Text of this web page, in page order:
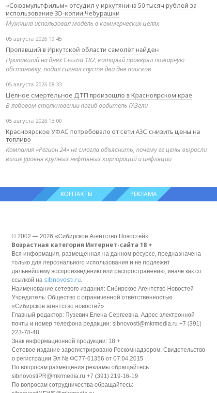
«Союзмультфильм» отсудил у иркутянина 50 тысяч рублей за
использование 3D-копии Чебурашки
Мужчина использовал модель в коммерческих целях
05 августа 2026 19:45
Пропавший в Иркутской области самолёт найден
Пропавший на днях Cessna 182, который проверял пожарную
обстановку, подал сигнал спустя два дня поисков
05 августа 2026 08:33
Цепное смертельное ДТП произошло в Красноярском крае
В лобовом столкновении погиб водитель ГАЗели
05 августа 2026 13:00
Красноярское УФАС потребовало от сети АЗС снизить цены на
топливо
Компания «Регион 24» не смогла объяснить, почему её цены выросли
выше уровня крупных нефтяных корпораций и инфляции
КОНТАКТЫ РЕКЛАМА
© 2002 — 2026 «Сибирское Агентство Новостей»
Возрастная категория Интернет-сайта 18 +
Вся информация, размещенная на данном ресурсе, предназначена
только для персонального использования и не подлежит
дальнейшему воспроизведению или распространению, иначе как со
ссылкой на sibnovosti.ru.
Наименование сетевого издания: Сибирское Агентство Новостей
Учредитель: Общество с ограниченной ответственностью
«Сибирское агентство новостей»
Главный редактор: Пузевич Елена Сергеевна. Адрес электронной
почты и номер телефона редакции: sibnovosti@mkrmedia.ru +7 (391)
223-78-48
Знак информационной продукции: 18 +
Сетевое издание зарегистрировано Роскомнадзором, Свидетельство
о регистрации Эл № ФС77-61356 от 07.04.2015
По вопросам размещения рекламы обращайтесь:
sibnovostiPR@mkrmedia.ru +7 (391) 219-16-19
По вопросам сотрудничества обращайтесь: